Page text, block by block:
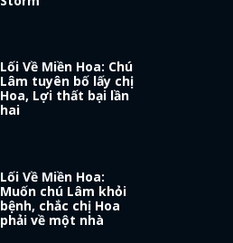
Lối Về Miền Hoa: Chú
Lâm tuyên bố lấy chị
Hoa, Lợi thất bại lần
hai
Lối Về Miền Hoa:
Muốn chú Lâm khỏi
bệnh, chắc chị Hoa
phải về một nhà